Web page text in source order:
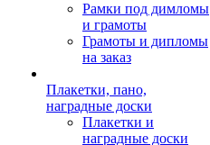
Рамки под димломы
и грамоты
Грамоты и дипломы
на заказ
Плакетки, пано,
наградные доски
Плакетки и
наградные доски